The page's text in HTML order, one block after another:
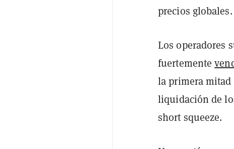
precios globales.
Los operadores
fuertemente
la primera
liquidación de
short squeeze.